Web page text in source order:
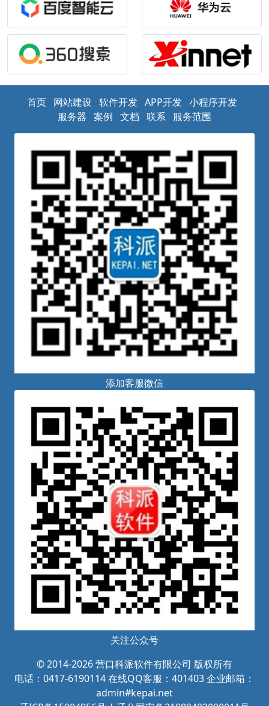
首页 网站建设 软件开发 APP开发 小程序开发
服务器 案例 文档 联系 服务范围
添加客服微信
关注公众号
© 2014-2026 营口科派软件有限公司 版权所有
电话：0417-6190114在线QQ客服：401403 企业邮箱：
admin#kepai.net